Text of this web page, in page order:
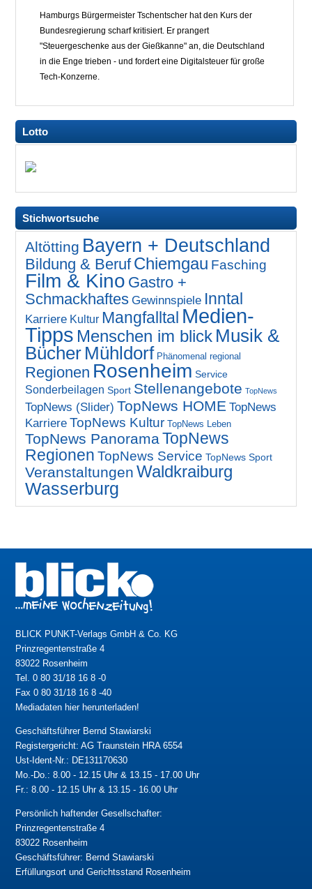
Hamburgs Bürgermeister Tschentscher hat den Kurs der
Bundesregierung scharf kritisiert. Er prangert
"Steuergeschenke aus der Gießkanne" an, die Deutschland
in die Enge trieben - und fordert eine Digitalsteuer für große
Tech-Konzerne.
Lotto
Stichwortsuche
Altötting Bayern + Deutschland
Bildung & Beruf Chiemgau Fasching
Film & Kino Gastro +
Schmackhaftes Gewinnspiele Inntal
Karriere Kultur Mangfalltal Medien-
Tipps Menschen im blick Musik &
Bücher Mühldorf Phänomenal regional
Regionen Rosenheim Service
Sonderbeilagen Sport Stellenangebote TopNews
TopNews (Slider) TopNews HOME TopNews
Karriere TopNews Kultur TopNews Leben
TopNews PanoramaTopNews
Regionen TopNews Service TopNews Sport
Veranstaltungen Waldkraiburg
Wasserburg
BLICK PUNKT-Verlags GmbH & Co. KG
Prinzregentenstraße 4
83022 Rosenheim
Tel. 0 80 31/18 16 8 -0
Fax 0 80 31/18 16 8 -40
Mediadaten hier herunterladen!
Geschäftsführer Bernd Stawiarski
Registergericht: AG Traunstein HRA 6554
Ust-Ident-Nr.: DE131170630
Mo.-Do.: 8.00 - 12.15 Uhr & 13.15 - 17.00 Uhr
Fr.: 8.00 - 12.15 Uhr & 13.15 - 16.00 Uhr
Persönlich haftender Gesellschafter:
Prinzregentenstraße 4
83022 Rosenheim
Geschäftsführer: Bernd Stawiarski
Erfüllungsort und Gerichtsstand Rosenheim